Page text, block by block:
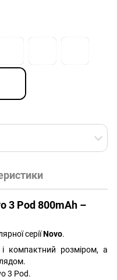
3 Pod 800mAh –
серіїNovo.
і компактний розміром, а